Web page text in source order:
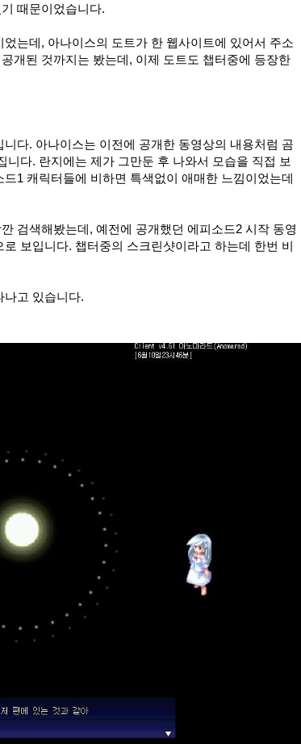
때문이었습니다.
는데, 아나이스의 도트가 한 웹사이트에 있어서 주소
개된 것까지는 봤는데, 이제 도트도 챕터중에 등장한
다. 아나이스는 이전에 공개한 동영상의 내용처럼 곰
다. 란지에는 제가 그만둔 후 나와서 모습을 직접 보
1 캐릭터들에 비하면 특색없이 애매한 느낌이었는데
검색해봤는데, 예전에 공개했던 에피소드2 시작 동영
보입니다. 챕터중의 스크린샷이라고 하는데 한번 비
나고 있습니다.